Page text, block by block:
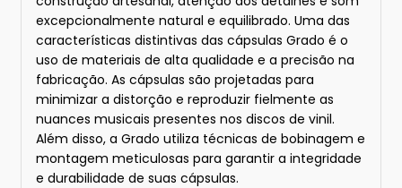
excepcionalmente natural e equilibrado. Uma das
características distintivas das cápsulas Grado é o
uso de materiais de alta qualidade e a precisão na
fabricação. As cápsulas são projetadas para
minimizar a distorção e reproduzir fielmente as
nuances musicais presentes nos discos de vinil.
Além disso, a Grado utiliza técnicas de bobinagem e
montagem meticulosas para garantir a integridade
e durabilidade de suas cápsulas.